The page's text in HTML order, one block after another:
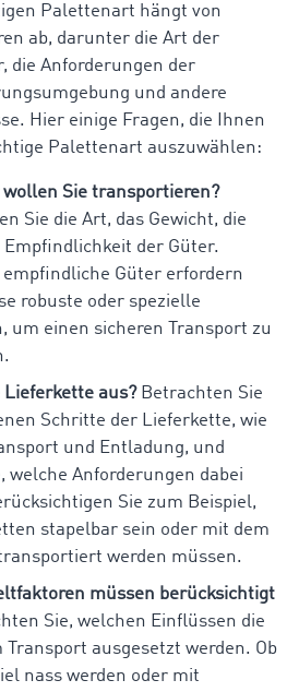
Palettenart hängt von
ab, darunter die Art der
die Anforderungen der
und andere
Hier einige Fragen, die Ihnen
Palettenart auszuwählen:
wollen Sie transportieren?
Sie die Art, das Gewicht, die
Empfindlichkeit der Güter.
empfindliche Güter erfordern
robuste oder spezielle
um einen sicheren Transport zu
aus?Betrachten Sie
Schritte der Lieferkette, wie
und Entladung, und
welche Anforderungen dabei
Sie zum Beispiel,
stapelbar sein oder mit dem
werden müssen.
müssen berücksichtigt
Sie, welchen Einflüssen die
Transport ausgesetzt werden. Ob
nass werden oder mit